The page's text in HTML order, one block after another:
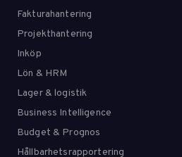
Fakturahantering
Projekthantering
Inköp
Lön & HRM
Lager & logistik
Business Intelligence
Budget & Prognos
Hållbarhetsrapportering